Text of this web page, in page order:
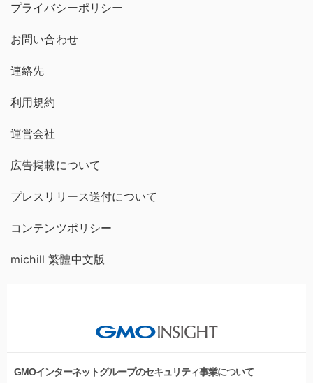
プライバシーポリシー
お問い合わせ
連絡先
利用規約
運営会社
広告掲載について
プレスリリース送付について
コンテンツポリシー
michill 繁體中文版
GMOインターネットグループのセキュリティ事業について